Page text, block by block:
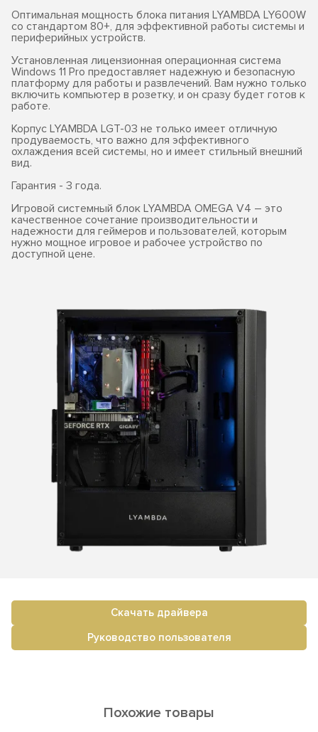
Оптимальная мощность блока питания LYAMBDA LY600W
со стандартом 80+, для эффективной работы системы и
периферийных устройств.
Установленная лицензионная операционная система
Windows 11 Pro предоставляет надежную и безопасную
платформу для работы и развлечений. Вам нужно только
включить компьютер в розетку, и он сразу будет готов к
работе.
Корпус LYAMBDA LGT-03 не только имеет отличную
продуваемость, что важно для эффективного
охлаждения всей системы, но и имеет стильный внешний
вид.
Гарантия - 3 года.
Игровой системный блок LYAMBDA OMEGA V4 – это
качественное сочетание производительности и
надежности для геймеров и пользователей, которым
нужно мощное игровое и рабочее устройство по
доступной цене.
Скачать драйвера
Руководство пользователя
Похожие товары